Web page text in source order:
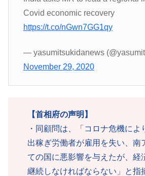
Covid economic recovery
https://t.co/nGwn7GG1qy
— yasumitsukidanews
November 29, 2020
【首相府の声明】
・同顧問は、「コロナ危機によ
出稼ぎ労働者が雇用を失い、南
ての国に悪影響を与えたが、経
継続しなければならない」と指